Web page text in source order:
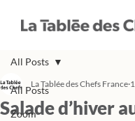
All Posts
Zoom
All Posts
Salade d’hiver
La Tablée des Chefs France